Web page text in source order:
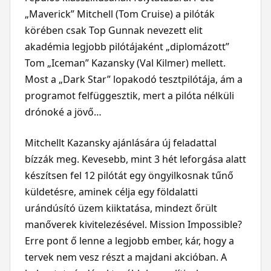
„Maverick” Mitchell (Tom Cruise) a pilóták
körében csak Top Gunnak nevezett elit
akadémia legjobb pilótájaként „diplomázott”
Tom „Iceman” Kazansky (Val Kilmer) mellett.
Most a „Dark Star” lopakodó tesztpilótája, ám a
programot felfüggesztik, mert a pilóta nélküli
drónoké a jövő…
Mitchellt Kazansky ajánlására új feladattal
bízzák meg. Kevesebb, mint 3 hét leforgása alatt
készítsen fel 12 pilótát egy öngyilkosnak tűnő
küldetésre, aminek célja egy földalatti
urándúsító üzem kiiktatása, mindezt őrült
manőverek kivitelezésével. Mission Impossible?
Erre pont ő lenne a legjobb ember, kár, hogy a
tervek nem vesz részt a majdani akcióban. A